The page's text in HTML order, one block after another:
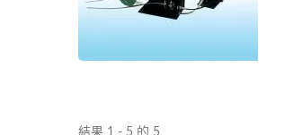
結果 1 - 5 的 5